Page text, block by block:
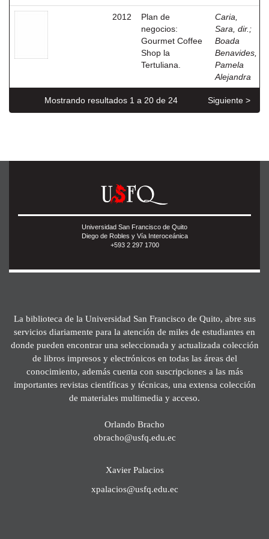
2012
Plan de
negocios:
Gourmet Coffee
Shop la
Tertuliana.
Caria,
Sara, dir. ;
Boada
Benavides,
Pamela
Alejandra
Mostrando resultados 1 a 20 de 24 Siguiente >
Universidad San Francisco de Quito
Diego de Robles y Vía Interoceánica
+593 2 297 1700
La biblioteca de la Universidad San Francisco de Quito, abre sus
servicios diariamente para la atención de miles de estudiantes en
donde pueden encontrar una seleccionada y actualizada colección
de libros impresos y electrónicos en todas las áreas del
conocimiento, además cuenta con suscripciones a las más
importantes revistas científicas y técnicas, una extensa colección
de materiales multimedia y acceso.
Orlando Bracho
obracho@usfq.edu.ec
Xavier Palacios
xpalacios@usfq.edu.ec